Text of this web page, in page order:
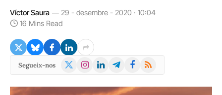
Víctor Saura
29 - desembre - 2020 · 10:04
16 Mins Read
Segueix-nos
X
Instagram
LinkedInTelegramFacebook
RSS